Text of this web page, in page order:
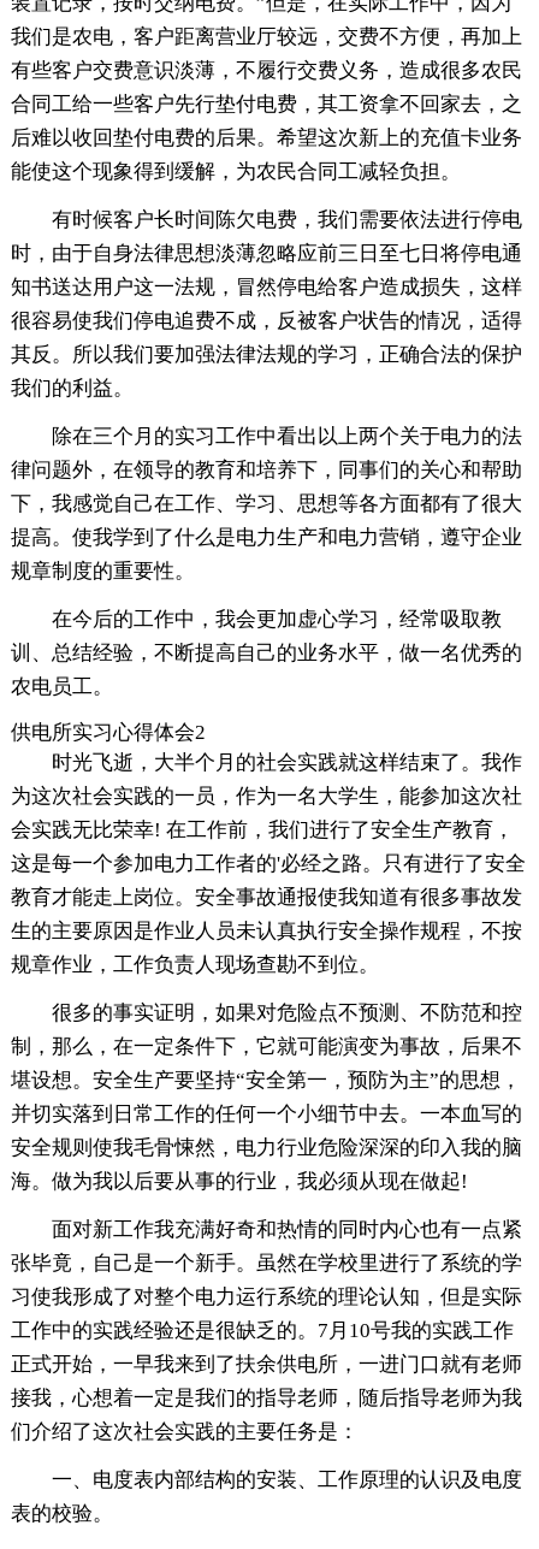
我们是农电，客户距离营业厅较远，交费不方便，再加上
有些客户交费意识淡薄，不履行交费义务，造成很多农民
合同工给一些客户先行垫付电费，其工资拿不回家去，之
后难以收回垫付电费的后果。希望这次新上的充值卡业务
能使这个现象得到缓解，为农民合同工减轻负担。
有时候客户长时间陈欠电费，我们需要依法进行停电
时，由于自身法律思想淡薄忽略应前三日至七日将停电通
知书送达用户这一法规，冒然停电给客户造成损失，这样
很容易使我们停电追费不成，反被客户状告的情况，适得
其反。所以我们要加强法律法规的学习，正确合法的保护
我们的利益。
除在三个月的实习工作中看出以上两个关于电力的法
律问题外，在领导的教育和培养下，同事们的关心和帮助
下，我感觉自己在工作、学习、思想等各方面都有了很大
提高。使我学到了什么是电力生产和电力营销，遵守企业
规章制度的重要性。
在今后的工作中，我会更加虚心学习，经常吸取教
训、总结经验，不断提高自己的业务水平，做一名优秀的
农电员工。
供电所实习心得体会2
时光飞逝，大半个月的社会实践就这样结束了。我作
为这次社会实践的一员，作为一名大学生，能参加这次社
会实践无比荣幸! 在工作前，我们进行了安全生产教育，
这是每一个参加电力工作者的'必经之路。只有进行了安全
教育才能走上岗位。安全事故通报使我知道有很多事故发
生的主要原因是作业人员未认真执行安全操作规程，不按
规章作业，工作负责人现场查勘不到位。
很多的事实证明，如果对危险点不预测、不防范和控
制，那么，在一定条件下，它就可能演变为事故，后果不
堪设想。安全生产要坚持“安全第一，预防为主”的思想，
并切实落到日常工作的任何一个小细节中去。一本血写的
安全规则使我毛骨悚然，电力行业危险深深的印入我的脑
海。做为我以后要从事的行业，我必须从现在做起!
面对新工作我充满好奇和热情的同时内心也有一点紧
张毕竟，自己是一个新手。虽然在学校里进行了系统的学
习使我形成了对整个电力运行系统的理论认知，但是实际
工作中的实践经验还是很缺乏的。7月10号我的实践工作
正式开始，一早我来到了扶余供电所，一进门口就有老师
接我，心想着一定是我们的指导老师，随后指导老师为我
们介绍了这次社会实践的主要任务是：
一、电度表内部结构的安装、工作原理的认识及电度
表的校验。